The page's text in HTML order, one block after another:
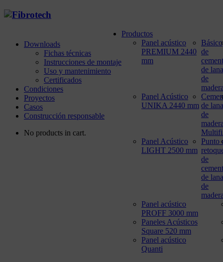
Downloads
Fichas técnicas
Instrucciones de montaje
Uso y mantenimiento
Certificados
Condiciones
Proyectos
Casos
Construcción responsable
No products in cart.
Productos
Panel acústico
PREMIUM 2440
mm
Panel Acústico
UNIKA 2440 mm
Panel Acústico
LIGHT 2500 mm
Panel acústico
PROFF 3000 mm
Paneles Acústicos
Square 520 mm
Panel acústico
Quanti
Básico
de
de lana
de
de lana
de
Punto
de
de lana
de